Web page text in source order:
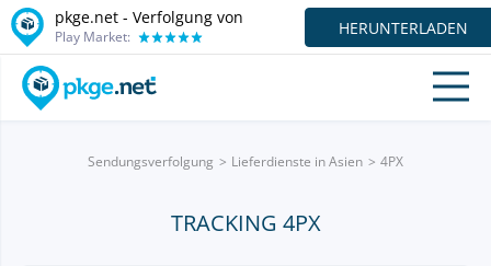
pkge.net - Verfolgung von
Play Market: HERUNTERLADEN
Sendungsverfolgung Lieferdienste in Asien 4PX
TRACKING 4PX